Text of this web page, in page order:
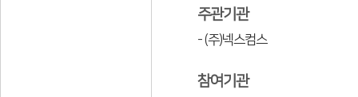
주관기관
- (주)넥스컴스
참여기관